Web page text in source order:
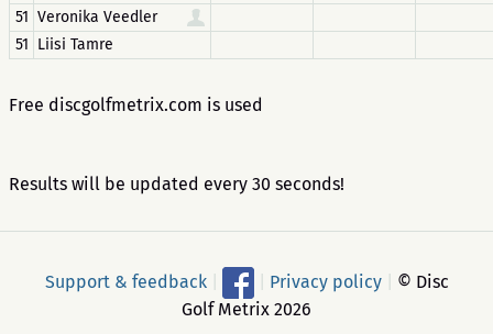
51 Veronika Veedler
51 Liisi Tamre
Free discgolfmetrix.com is used
Results will be updated every 30 seconds!
Support & feedback Privacy policy
© Disc
Golf Metrix 2026